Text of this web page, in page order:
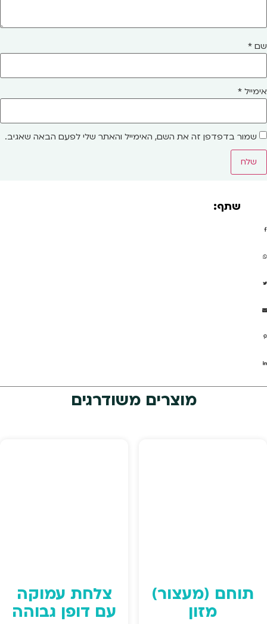
שם *
אימייל *
שמור בדפדפן זה את השם, האימייל והאתר שלי לפעם הבאה שאגיב.
שתף:
מוצרים משודרגים
תוחם (מעצור)
מזון
צלחת עמוקה
עם דופן גבוהה